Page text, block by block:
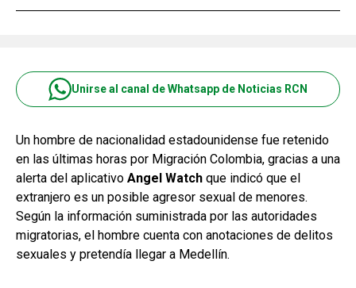
Unirse al canal de Whatsapp de Noticias RCN
Un hombre de nacionalidad estadounidense fue retenido
en las últimas horas por Migración Colombia, gracias a una
alerta del aplicativo Angel Watch que indicó que el
extranjero es un posible agresor sexual de menores.
Según la información suministrada por las autoridades
migratorias, el hombre cuenta con anotaciones de delitos
sexuales y pretendía llegar a Medellín.